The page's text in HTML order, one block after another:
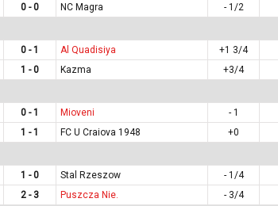
0 - 0 NC Magra - 1/2
0 - 1 Al Quadisiya +1 3/4
1 - 0 Kazma +3/4
0 - 1 Mioveni - 1
1 - 1 FC U Craiova 1948 +0
1 - 0 Stal Rzeszow - 1/4
2 - 3 Puszcza Nie. - 3/4